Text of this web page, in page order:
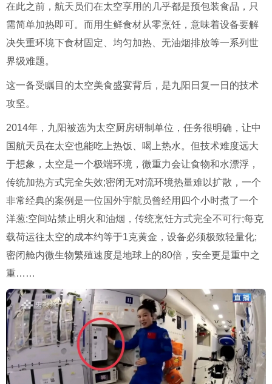
在此之前，航天员们在太空享用的几乎都是预包装食品，只
需简单加热即可。而用生鲜食材从零烹饪，意味着设备要解
决失重环境下食材固定、均匀加热、无油烟排放等一系列世
界级难题。
这一备受瞩目的太空美食盛宴背后，是九阳日复一日的技术
攻坚。
2014年，九阳被选为太空厨房研制单位，任务很明确，让中
国航天员在太空也能吃上热饭、喝上热水。但技术难度远大
于想象，太空是一个极端环境，微重力会让食物和水漂浮，
传统加热方式完全失效;密闭无对流环境热量难以扩散，一个
非常经典的案例是一位国外宇航员曾经用四个小时煮了一个
洋葱;空间站禁止明火和油烟，传统烹饪方式完全不可行;每克
载荷运往太空的成本约等于1克黄金，设备必须极致轻量化;
密闭舱内微生物繁殖速度是地球上的80倍，安全更是重中之
重……